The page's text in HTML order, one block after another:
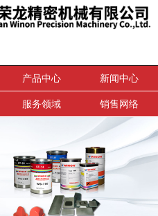
产品中心 新闻中心
服务领域 销售网络
搜索